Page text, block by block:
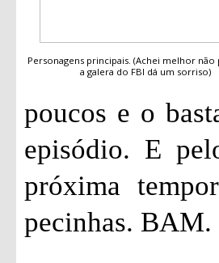
Personagens principais. (Achei melhor não
a galera do FBI dá um sorriso)
poucos e o
episódio. E
próxima
pecinhas. BAM.